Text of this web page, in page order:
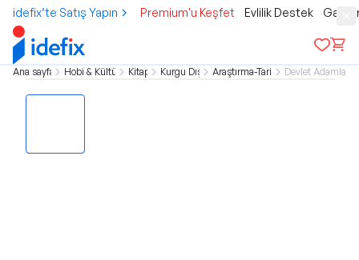
idefix’te Satış Yapın Premium'u Keşfet Evlilik Destek
Ana sayfa Hobi & Kültür Kitap Kurgu Dışı Araştırma-Tarih Devlet Adamları